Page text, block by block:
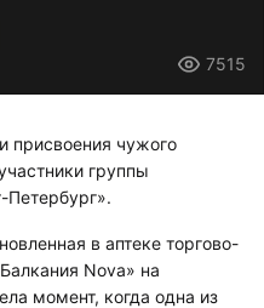
7515
присвоения чужого
группы
в аптеке торгово-
Nova» на
момент, когда одна из